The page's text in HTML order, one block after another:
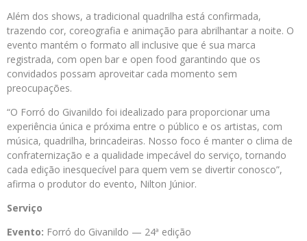
Além dos shows, a tradicional quadrilha está confirmada,
trazendo cor, coreografia e animação para abrilhantar a noite. O
evento mantém o formato all inclusive que é sua marca
registrada, com open bar e open food garantindo que os
convidados possam aproveitar cada momento sem
preocupações.
“O Forró do Givanildo foi idealizado para proporcionar uma
experiência única e próxima entre o público e os artistas, com
música, quadrilha, brincadeiras. Nosso foco é manter o clima de
confraternização e a qualidade impecável do serviço, tornando
cada edição inesquecível para quem vem se divertir conosco”,
afirma o produtor do evento, Nilton Júnior.
Serviço
Evento: Forró do Givanildo — 24ª edição